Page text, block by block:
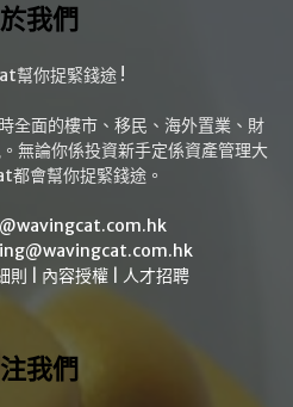
我們
幫你捉緊錢途 !
全面的樓市、移民、海外置業、財
無論你係投資新手定係資產管理大
都會幫你捉緊錢途。
則 內容授權 人才招聘
我們